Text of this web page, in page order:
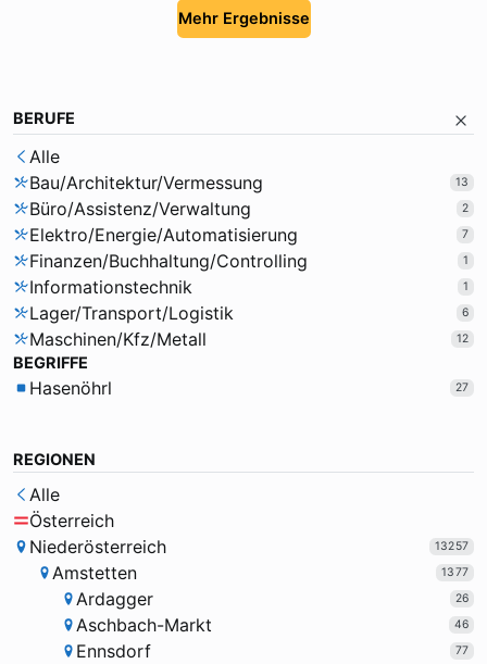
Mehr Ergebnisse
BERUFE
Alle
Bau/Architektur/Vermessung
13
Büro/Assistenz/Verwaltung 2
Elektro/Energie/Automatisierung 7
Finanzen/Buchhaltung/Controlling 1
Informationstechnik 1
Lager/Transport/Logistik 6
Maschinen/Kfz/Metall 12
BEGRIFFE
Hasenöhrl 27
REGIONEN
Alle
Österreich
Niederösterreich
13257
Amstetten 1377
Ardagger 26
Aschbach-Markt 46
Ennsdorf 77